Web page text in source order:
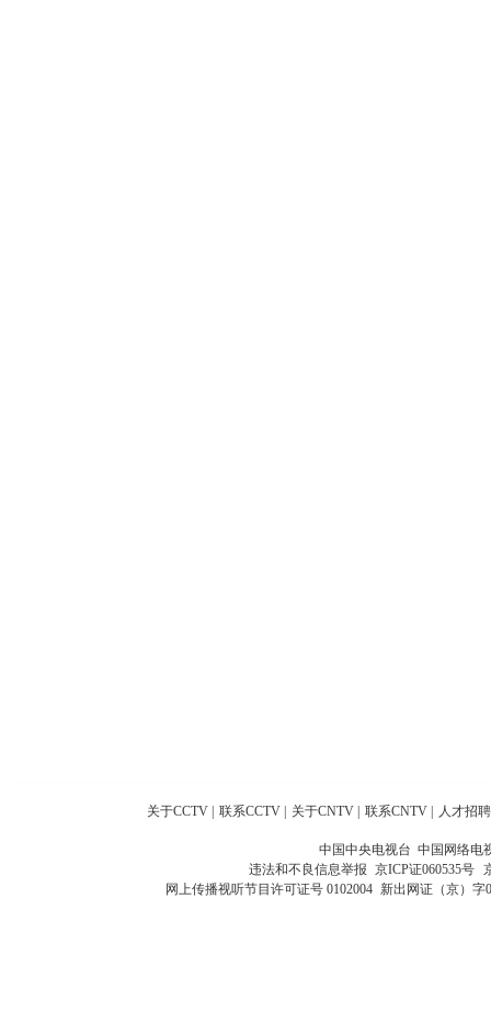
关于CCTV 联系CCTV 关于CNTV 联系CNTV 人才招聘
中国中央电视台 中国网络电
违法和不良信息举报 京ICP证060535号
网上传播视听节目许可证号 0102004 新出网证（京）